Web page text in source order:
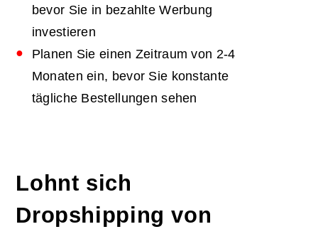
bevor Sie in bezahlte Werbung
investieren
Planen Sie einen Zeitraum von 2-4
Monaten ein, bevor Sie konstante
tägliche Bestellungen sehen
Lohnt sich
Dropshipping von